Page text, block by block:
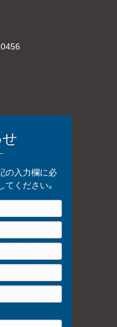
の入力欄に必
てください。